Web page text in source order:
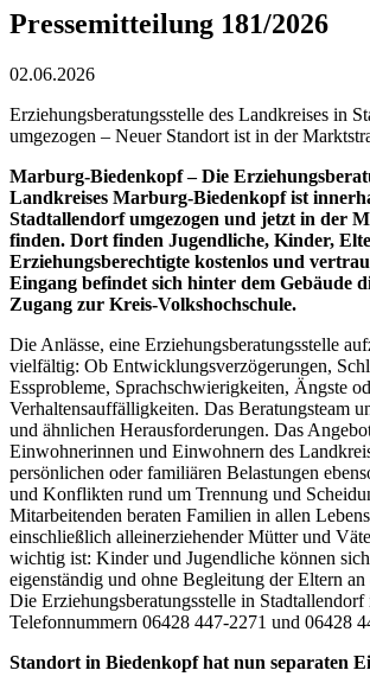
Pressemitteilung 181/2026
02.06.2026
Erziehungsberatungsstelle des Landkreises in
umgezogen – Neuer Standort ist in der
Marburg-Biedenkopf – Die
Landkreises Marburg-Biedenkopf ist
Stadtallendorf umgezogen und jetzt in der
finden. Dort finden Jugendliche, Kinder,
Erziehungsberechtigte kostenlos und
Eingang befindet sich hinter dem Gebäude
Zugang zur Kreis-Volkshochschule.
Die Anlässe, eine Erziehungsberatungsstelle
vielfältig: Ob Entwicklungsverzögerungen,
Essprobleme, Sprachschwierigkeiten, Ängste
Verhaltensauffälligkeiten. Das Beratungsteam
und ähnlichen Herausforderungen. Das
Einwohnerinnen und Einwohnern des
persönlichen oder familiären Belastungen
und Konflikten rund um Trennung und
Mitarbeitenden beraten Familien in allen
einschließlich alleinerziehender Mütter und
wichtig ist: Kinder und Jugendliche können
eigenständig und ohne Begleitung der Eltern
Die Erziehungsberatungsstelle in Stadtallendorf
Telefonnummern 06428 447-2271 und 06428
Standort in Biedenkopf hat nun separaten